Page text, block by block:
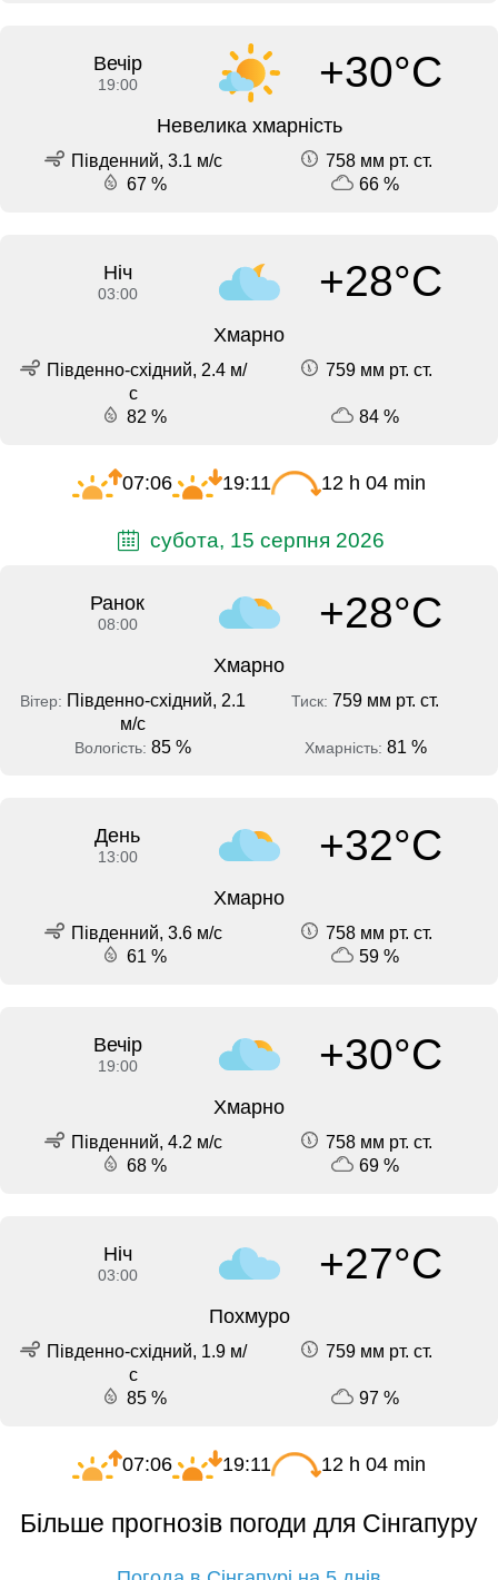
Вечір
19:00 +30°C
Невелика хмарність
Південний, 3.1 м/с
758 мм рт. ст.
67 %
66 %
Ніч
03:00 +28°C
Хмарно
Південно-східний, 2.4 м/
с
759 мм рт. ст.
82 % 84 %
07:06 19:11 12 h 04 min
субота, 15 серпня 2026
Ранок
08:00 +28°C
Хмарно
Вітер: Південно-східний, 2.1
м/с
Тиск: 759 мм рт. ст.
Вологість: 85 % Хмарність: 81 %
День
13:00 +32°C
Хмарно
Південний, 3.6 м/с
758 мм рт. ст.
61 %
59 %
Вечір
19:00 +30°C
Хмарно
Південний, 4.2 м/с
758 мм рт. ст.
68 %
69 %
Ніч
03:00 +27°C
Похмуро
Південно-східний, 1.9 м/
с
759 мм рт. ст.
85 % 97 %
07:06 19:11 12 h 04 min
Більше прогнозів погоди для Сінгапуру